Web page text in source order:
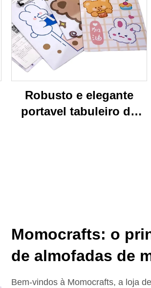
Robusto e elegante
portavel tabuleiro de
Momocrafts: o
de almofadas de
Bem-vindos à Momocrafts, a loja